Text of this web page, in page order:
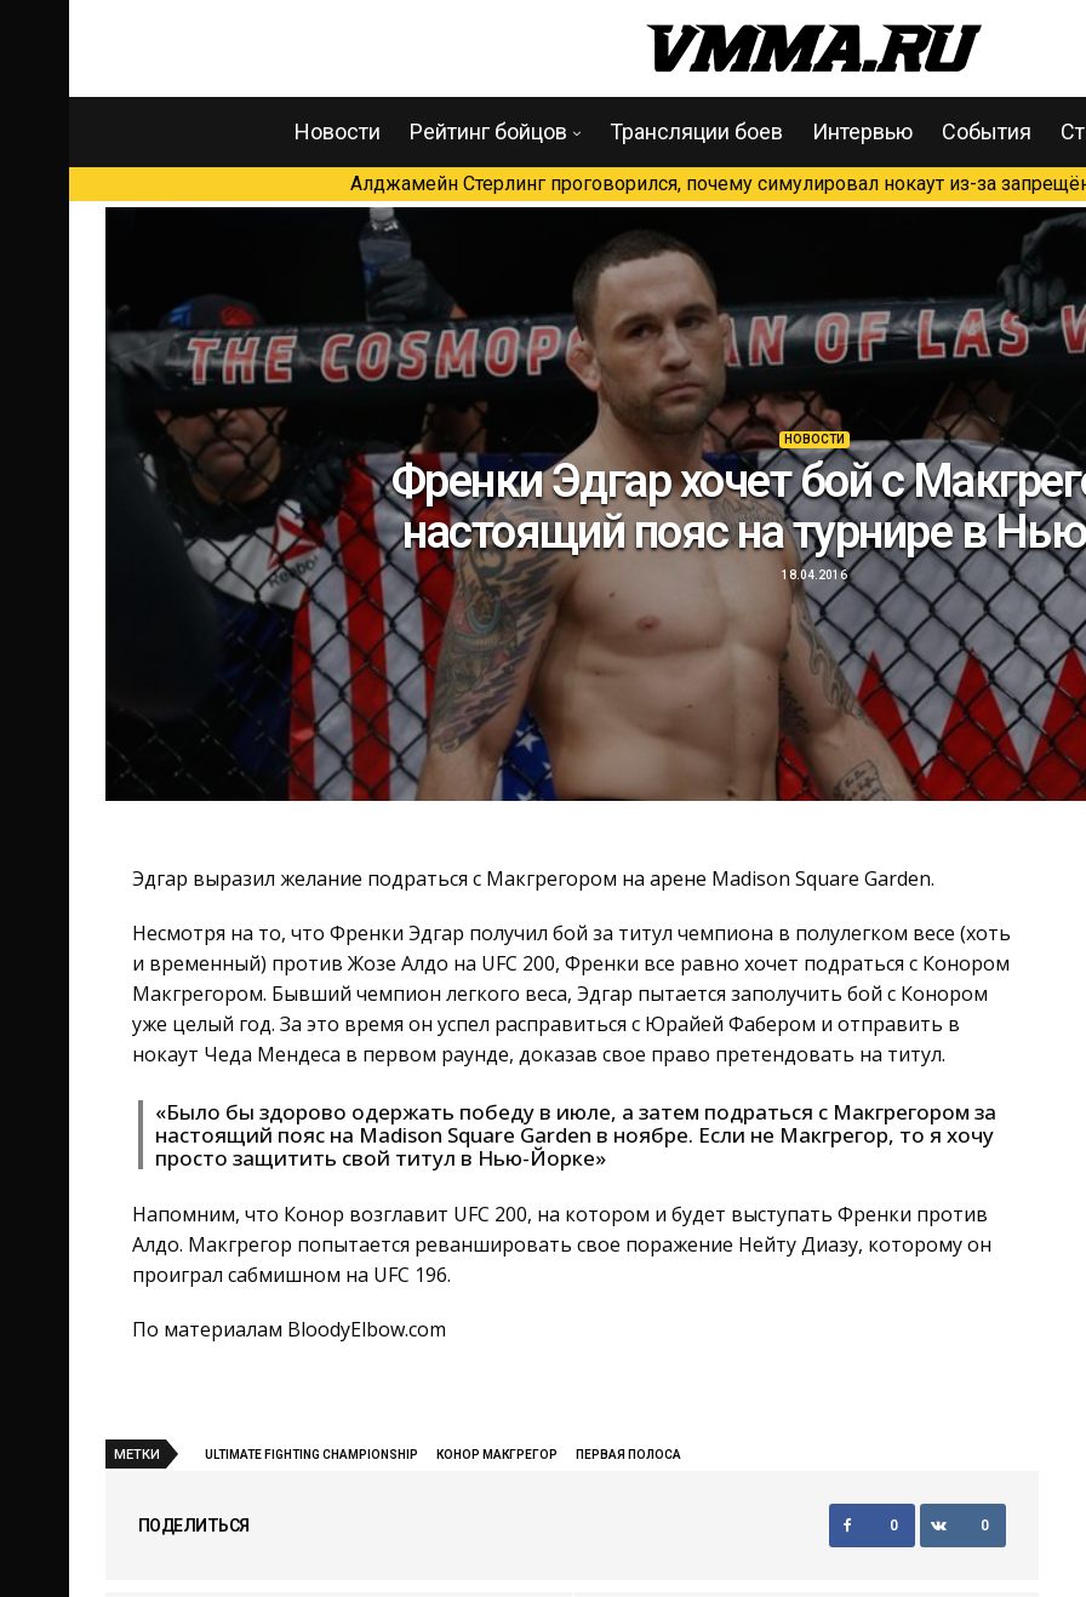
Новости Рейтинг бойцов Трансляции боев Интервью События
Алджамейн Стерлинг проговорился, почему симулировал нокаут из-за
НОВОСТИ
Френки Эдгар хочет бой с
настоящий пояс на турнире в
18.04.2016
Эдгар выразил желание подраться с Макгрегором на арене Madison Square Garden.
Несмотря на то, что Френки Эдгар получил бой за титул чемпиона в полулегком весе (хоть
и временный) против Жозе Алдо на UFC 200, Френки все равно хочет подраться с Конором
Макгрегором. Бывший чемпион легкого веса, Эдгар пытается заполучить бой с Конором
уже целый год. За это время он успел расправиться с Юрайей Фабером и отправить в
нокаут Чеда Мендеса в первом раунде, доказав свое право претендовать на титул.
«Было бы здорово одержать победу в июле, а затем подраться с Макгрегором за
настоящий пояс на Madison Square Garden в ноябре. Если не Макгрегор, то я хочу
просто защитить свой титул в Нью-Йорке»
Напомним, что Конор возглавит UFC 200, на котором и будет выступать Френки против
Алдо. Макгрегор попытается реваншировать свое поражение Нейту Диазу, которому он
проиграл сабмишном на UFC 196.
По материалам BloodyElbow.com
МЕТКИ ULTIMATE FIGHTING CHAMPIONSHIP КОНОР МАКГРЕГОР ПЕРВАЯ ПОЛОСА
ПОДЕЛИТЬСЯ 0 0